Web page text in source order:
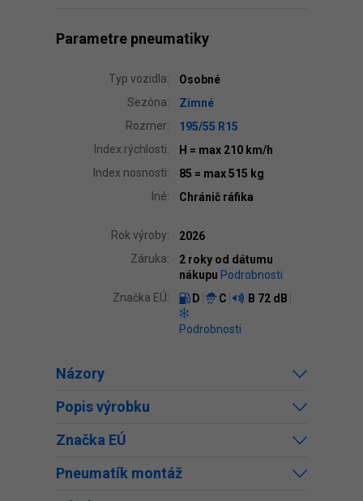
Parametre pneumatiky
Typ vozidla:
Osobné
Sezóna:
Zimné
Rozmer:
195/55 R15
Index rýchlosti:
H = max 210 km/h
Index nosnosti:
85 = max 515 kg
Iné:
Chránič ráfika
Rok výroby:
2026
Záruka:
2 roky od dátumu
nákupu Podrobnosti
Značka EÚ:
D C B 72 dB
Podrobnosti
Názory
Popis výrobku
Značka EÚ
Pneumatík montáž